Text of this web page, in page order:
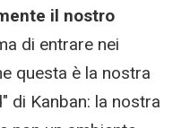
il nostro
di entrare nei
questa è la nostra
di Kanban: la nostra